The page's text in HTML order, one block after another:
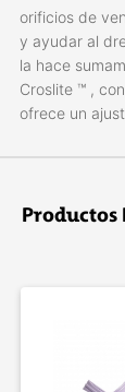
orificios de
y ayudar al
la hace
Croslite ™ ,
ofrece un
Productos